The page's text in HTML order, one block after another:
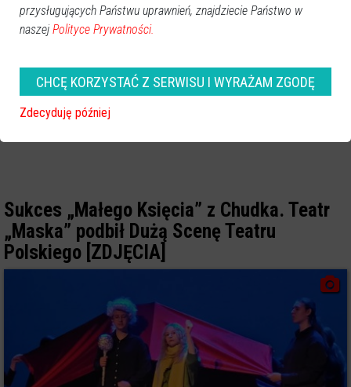
Sukces „Małego Księcia” z Chudka. Teatr
„Maska” podbił Dużą Scenę Teatru
Polskiego [ZDJĘCIA]
przysługujących Państwu uprawnień, znajdziecie Państwo w
naszej Polityce Prywatności.
CHCĘ KORZYSTAĆ Z SERWISU I WYRAŻAM ZGODĘ
Zdecyduję później